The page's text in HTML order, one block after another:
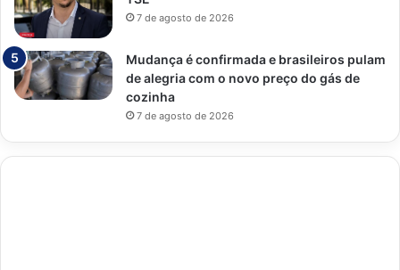
7 de agosto de 2026
Mudança é confirmada e brasileiros pulam
de alegria com o novo preço do gás de
cozinha
7 de agosto de 2026